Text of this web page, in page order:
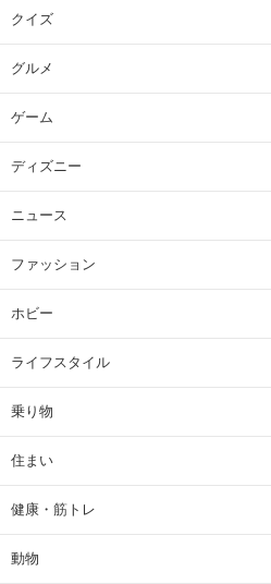
クイズ
グルメ
ゲーム
ディズニー
ニュース
ファッション
ホビー
ライフスタイル
乗り物
住まい
健康・筋トレ
動物